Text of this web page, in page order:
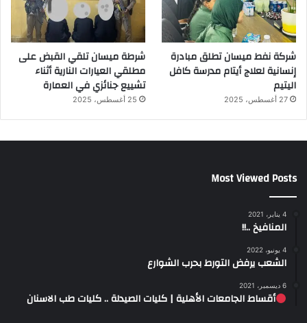
شركة نفط ميسان تطلق مبادرة
إنسانية لعلاج أيتام مدرسة كافل
اليتيم
27 أغسطس، 2025
شرطة ميسان تلقي القبض على
مطلقي العيارات النارية أثناء
تشييع جنائزي في العمارة
25 أغسطس، 2025
Most Viewed Posts
4 يناير، 2021
المنافيخ ..!!
4 يونيو، 2022
الشعب يرفض التورط بحرب الشوارع
6 ديسمبر، 2021
أقساط الجامعات الأهلية | كليات الصيدلة .. كليات طب الاسنان